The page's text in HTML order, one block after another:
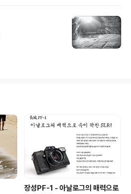
장성PF-1 - 아날로그의 매력으로